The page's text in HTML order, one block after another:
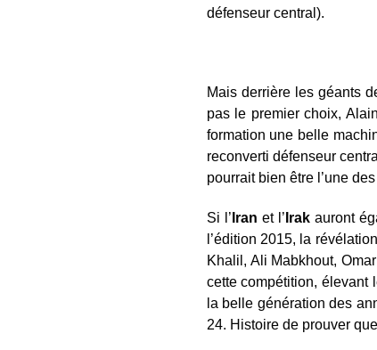
défenseur central).
Mais derrière les géants
pas le premier choix,
formation une belle
reconverti défenseur
pourrait bien être l’une
Si l’ Iran et l’ Irakauront
l’édition 2015, la
Khalil, Ali Mabkhout,
cette compétition, élevant
la belle génération des
24. Histoire de prouver